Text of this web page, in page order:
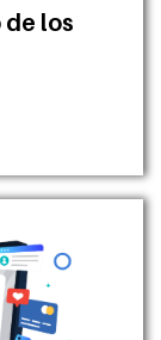
de los